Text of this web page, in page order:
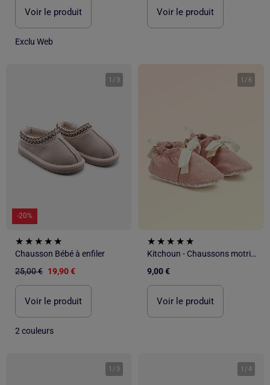
Voir le produit
Exclu Web
Voir le produit
1 / 3
-20%
Chausson Bébé à enfiler
25,00 € 19,90 €
Voir le produit
2 couleurs
1 / 6
Kitchoun - Chaussons motricité 1 'se retourner'
9,00 €
Voir le produit
1 / 3 1 /4